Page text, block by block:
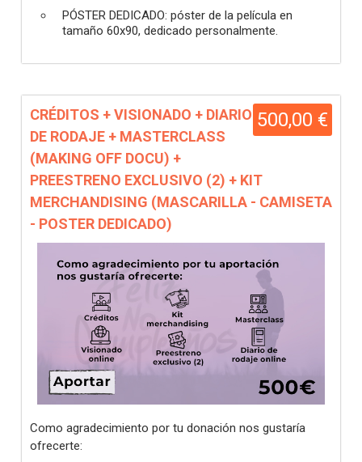
PÓSTER DEDICADO: póster de la película en
tamaño 60x90, dedicado personalmente.
500,00 €
CRÉDITOS + VISIONADO + DIARIO
DE RODAJE + MASTERCLASS
(MAKING OFF DOCU) +
PREESTRENO EXCLUSIVO (2) + KIT
MERCHANDISING (MASCARILLA - CAMISETA
- POSTER DEDICADO)
Como agradecimiento por tu donación nos gustaría
ofrecerte: